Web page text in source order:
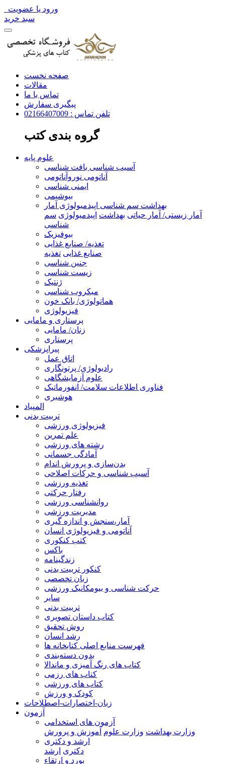
ورود یا عضویت
سبد خرید
صفحه نخست
مقالات
تماس با ما
پیگیری سفارش
تلفن تماس : 02166407009
گروه بندی کتب
علوم پایه
آسیب شناسی بافت شناسی
آناتومی نوروآناتومی
ایمنی شناسی
بیوشیمی
بهداشت سم شناسی اپیدمیولوژی آمار
آمار زیستی/ آمار حیاتی بهداشت اپیدمیولوژی سم
شناسی
بیوفیزیک
تغذیه/ صنایع غذایی
صنایع غذایی تغذیه
جنین شناسی
زیست شناسی
ژنتیک
میکروب شناسی
هماتولوژی/ بانک خون
فیزیولوژی
پرستاری و مامایی
زنان/ مامایی
پرستاری
پیراپزشکی
اتاق عمل
رادیولوژی/ پرتونگاری
علوم آزمایشگاهی
فناوری اطلاعات سلامت/ انفورماتیک
هوشبری
المپیاد
تربیت بدنی
فیزیولوژی ورزشی
علم تمرین
رشته های ورزشی
آمادگی جسمانی
بدن‌سازی و پرورش اندام
آسیب شناسی و حرکات اصلاحی
تغذیه ورزشی
رفتار حرکتی
روانشناسی ورزشی
مدیریت ورزشی
آمار،سنجش و اندازه گیری
آناتومی و فیزیولوژی انسان
کتب کنکوری
باکس
زندگینامه
کنکور تربیت بدنی
زبان تخصصی
حرکت شناسی و بیومکانیک ورزشی
سایر
تربیت بدنی
کتاب داستان تصویری
روش تحقیق
رشد انسان
فهرست منابع اصلی کتابخانه ها
بدون دسته‌بندی
کتاب های رنگ آمیزی و ماندالا
کتاب های رزمی
کتاب های ورزشی
کودک و ورزش
زبان-اختصارات-اصطلاحات
آزمون
آزمون های استخدامی
وزارت بهداشت وزارت علوم آموزش و پرورش
ارشد و دکتری
دکتری ارشد
بورد و ارتقاء